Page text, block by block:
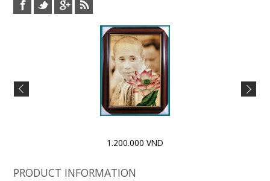
1.200.000 VND
PRODUCT INFORMATION